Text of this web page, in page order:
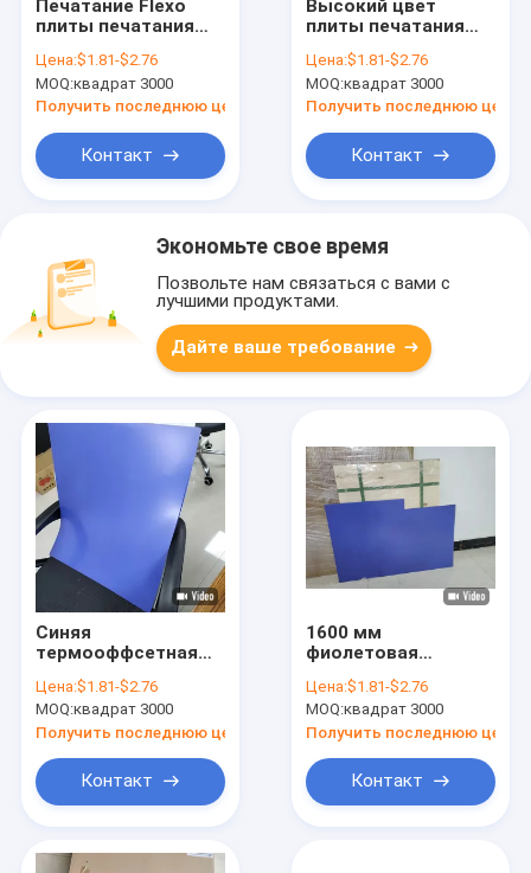
Печатание Flexo
плиты печатания
плиты офсетной
печати термальное
Цена:$1.81-$2.76
MOQ:квадрат 3000
Получить последнюю цену
Контакт
Высокий цвет
плиты печатания
восходящего
потока теплого
воздуха
изготовленный на
заказ
Цена:$1.81-$2.76
MOQ:квадрат 3000
Получить последнюю цену
Контакт
Экономьте свое время
Позвольте нам связаться с вами с
лучшими продуктами.
Дайте ваше требование
Синяя
термооффсетная
печатная пластина
однослойная 0,15-
0,4 мм
Цена:$1.81-$2.76
MOQ:квадрат 3000
Получить последнюю цену
Контакт
1600 мм
фиолетовая
22-30 секунд Время
разработки
Цена:$1.81-$2.76
MOQ:квадрат 3000
Получить последнюю цену
Контакт